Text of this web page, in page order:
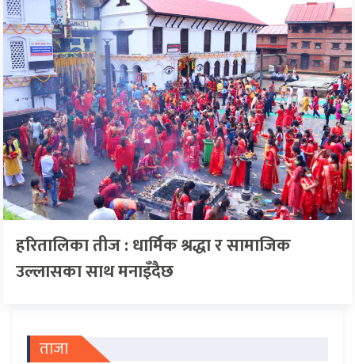
हरितालिका तीज : धार्मिक श्रद्धा र सामाजिक
उल्लासका साथ मनाइँदैछ
ताजा